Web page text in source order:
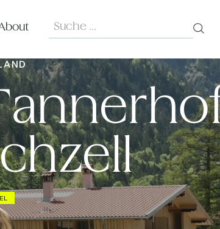
Search